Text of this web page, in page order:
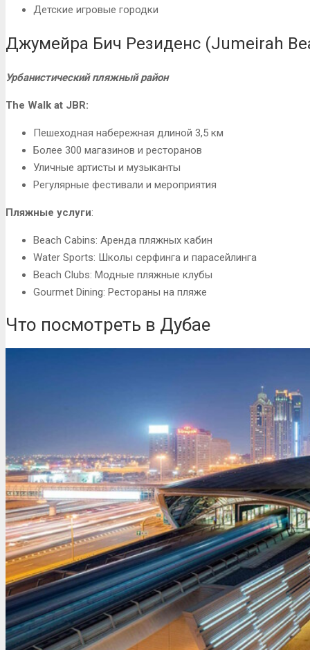
Детские игровые городки
Джумейра Бич Резиденс (Jumeirah
Урбанистический пляжный район
The Walk at JBR:
Пешеходная набережная длиной 3,5 км
Более 300 магазинов и ресторанов
Уличные артисты и музыканты
Регулярные фестивали и мероприятия
Пляжные услуги:
Beach Cabins: Аренда пляжных кабин
Water Sports: Школы серфинга и парасейлинга
Beach Clubs: Модные пляжные клубы
Gourmet Dining: Рестораны на пляже
Что посмотреть в Дубае